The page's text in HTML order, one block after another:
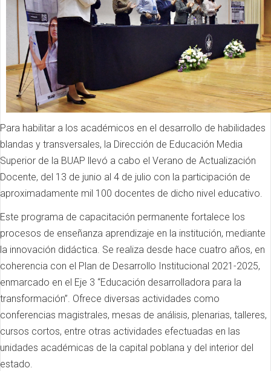
Para habilitar a los académicos en el desarrollo de habilidades
blandas y transversales, la Dirección de Educación Media
Superior de la BUAP llevó a cabo el Verano de Actualización
Docente, del 13 de junio al 4 de julio con la participación de
aproximadamente mil 100 docentes de dicho nivel educativo.
Este programa de capacitación permanente fortalece los
procesos de enseñanza aprendizaje en la institución, mediante
la innovación didáctica. Se realiza desde hace cuatro años, en
coherencia con el Plan de Desarrollo Institucional 2021-2025,
enmarcado en el Eje 3 “Educación desarrolladora para la
transformación”. Ofrece diversas actividades como
conferencias magistrales, mesas de análisis, plenarias, talleres,
cursos cortos, entre otras actividades efectuadas en las
unidades académicas de la capital poblana y del interior del
estado.